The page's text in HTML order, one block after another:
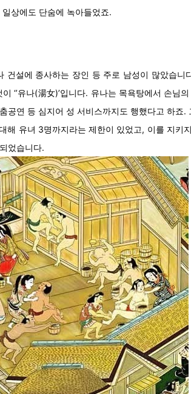
상에도 단숨에 녹아들었죠.
건설에 종사하는 장인 등 주로 남성이 많았습
‘’유나(湯女)’입니다. 유나는 목욕탕에서 손
공연 등 심지어 성 서비스까지도 행했다고 하죠
해 유녀 3명까지라는 제한이 있었고, 이를 지키
었습니다.